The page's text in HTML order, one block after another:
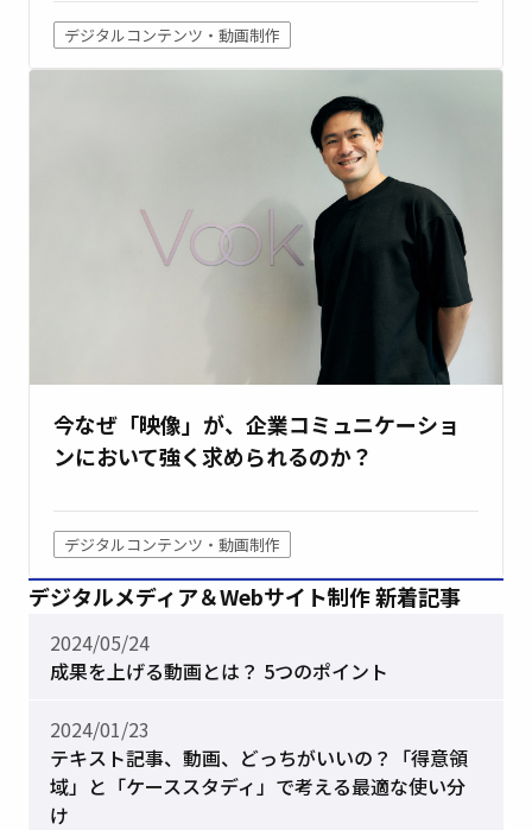
デジタルコンテンツ・動画制作
今なぜ「映像」が、企業コミュニケーショ
ンにおいて強く求められるのか？
デジタルコンテンツ・動画制作
デジタルメディア＆Webサイト制作 新着記事
2024/05/24
成果を上げる動画とは？ 5つのポイント
2024/01/23
テキスト記事、動画、どっちがいいの？「得意領
域」と「ケーススタディ」で考える最適な使い分
け